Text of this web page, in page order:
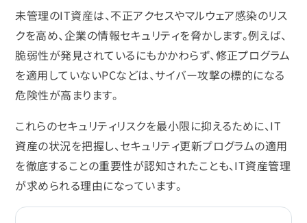
未管理のIT資産は、不正アクセスやマルウェア感染のリス
クを高め、企業の情報セキュリティを脅かします。例えば、
脆弱性が発見されているにもかかわらず、修正プログラム
を適用していないPCなどは、サイバー攻撃の標的になる
危険性が高まります。
これらのセキュリティリスクを最小限に抑えるために、IT
資産の状況を把握し、セキュリティ更新プログラムの適用
を徹底することの重要性が認知されたことも、IT資産管理
が求められる理由になっています。